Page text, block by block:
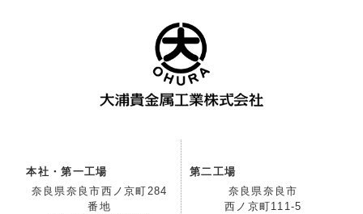
本社・第一工場
奈良県奈良市西ノ京町284
番地
第二工場
奈良県奈良市
西ノ京町111-5